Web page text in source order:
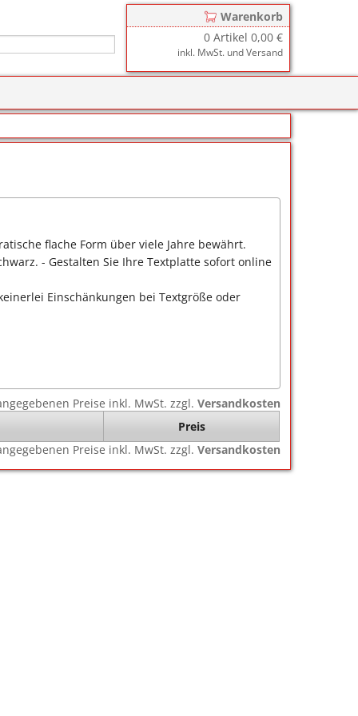
Warenkorb
0Artikel 0,00 €
inkl. MwSt. und Versand
flache Form über viele Jahre bewährt.
- Gestalten Sie Ihre Textplatte sofort online
Einschänkungen bei Textgröße oder
Preise inkl. MwSt. zzgl. Versandkosten
Preis
Preise inkl. MwSt. zzgl. Versandkosten